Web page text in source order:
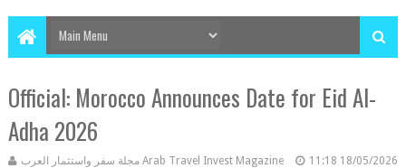
Official: Morocco Announces Date for Eid Al-
Adha 2026
مجلة سفر واستثمار العرب Arab Travel Invest Magazine 11:18 18/05/2026